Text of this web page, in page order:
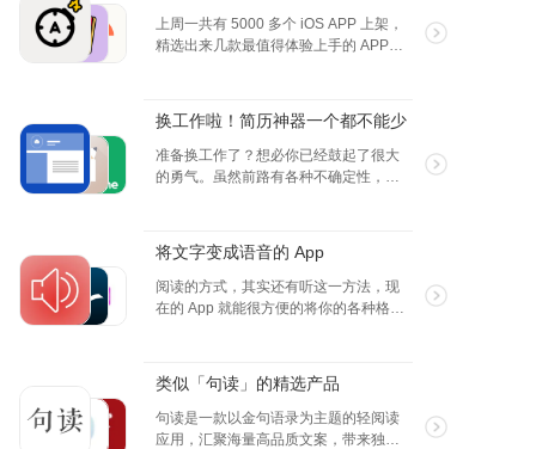
上周一共有 5000 多个 iOS APP 上架，
精选出来几款最值得体验上手的 APP。
行斟酌。欢迎大家投票你喜欢的产品！
（2024.6.3～2024.6.9）
换工作啦！简历神器一个都不能少
准备换工作了？想必你已经鼓起了很大
的勇气。虽然前路有各种不确定性，准
的求职道路变得更加宽广，雇主也会更
为欣赏你的态度与专业，试试这些这些
简历神器，总有一个适合你。
将文字变成语音的 App
阅读的方式，其实还有听这一方法，现
在的 App 就能很方便的将你的各种格式
类似「句读」的精选产品
句读是一款以金句语录为主题的轻阅读
应用，汇聚海量高品质文案，带来独特